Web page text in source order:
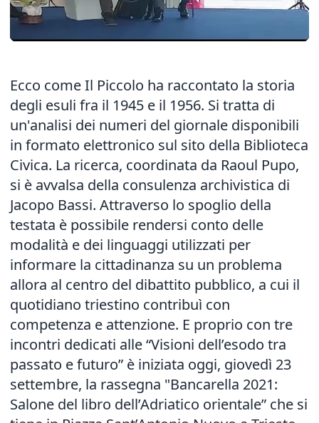
Ecco come Il Piccolo ha raccontato la storia
degli esuli fra il 1945 e il 1956. Si tratta di
un'analisi dei numeri del giornale disponibili
in formato elettronico sul sito della Biblioteca
Civica. La ricerca, coordinata da Raoul Pupo,
si è avvalsa della consulenza archivistica di
Jacopo Bassi. Attraverso lo spoglio della
testata è possibile rendersi conto delle
modalità e dei linguaggi utilizzati per
informare la cittadinanza su un problema
allora al centro del dibattito pubblico, a cui il
quotidiano triestino contribuì con
competenza e attenzione. E proprio con tre
incontri dedicati alle “Visioni dell’esodo tra
passato e futuro” è iniziata oggi, giovedì 23
settembre, la rassegna "Bancarella 2021:
Salone del libro dell’Adriatico orientale” che si